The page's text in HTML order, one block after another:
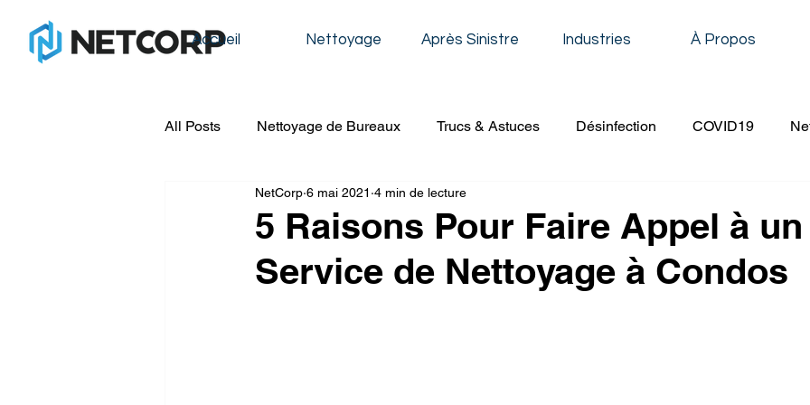
Accueil Nettoyage Après Sinistre Industries À Propos
All Posts Nettoyage de Bureaux Trucs & Astuces Désinfection COVID19
Nettoyage de Condos Nettoyage Résidentiel
Nettoyage de Construction Nettoyage Établissement Scolaire Nettoyage Conduit de
5 Raisons Pour Faire Appel à un
Service de Nettoyage à Condos
NetCorp 6 mai 2021 4 min de lecture